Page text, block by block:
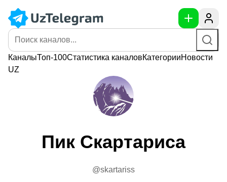
КаналыТоп-100Статистика каналовКатегорииНовости
UZ
Пик Скартариса
@skartariss